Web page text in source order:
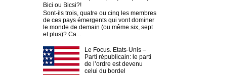
Bici ou Bicsi?!
Sont-ils trois, quatre ou cinq les membres
de ces pays émergents qui vont dominer
le monde de demain (ou même six, sept
et plus)? Ca...
Le Focus. Etats-Unis –
Parti républicain: le parti
de l’ordre est devenu
celui du bordel